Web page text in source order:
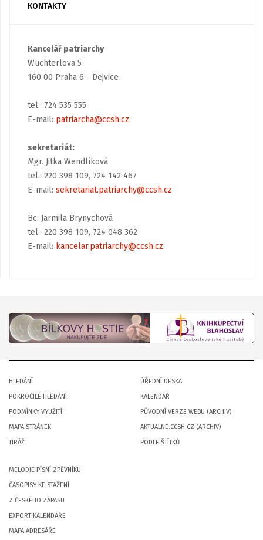
KONTAKTY
Kancelář patriarchy
Wuchterlova 5
160 00 Praha 6 - Dejvice
tel.: 724 535 555
E-mail: patriarcha@ccsh.cz
sekretariát:
Mgr. Jitka Wendlíková
tel.: 220 398 109, 724 142 467
E-mail: sekretariat.patriarchy@ccsh.cz
Bc. Jarmila Brynychová
tel.: 220 398 109, 724 048 362
E-mail: kancelar.patriarchy@ccsh.cz
HLEDÁNÍ
POKROČILÉ HLEDÁNÍ
PODMÍNKY VYUŽITÍ
MAPA STRÁNEK
TIRÁŽ
ÚŘEDNÍ DESKA
KALENDÁŘ
PŮVODNÍ VERZE WEBU (ARCHIV)
AKTUALNE.CCSH.CZ (ARCHIV)
PODLE ŠTÍTKŮ
MELODIE PÍSNÍ ZPĚVNÍKU
ČASOPISY KE STAŽENÍ
Z ČESKÉHO ZÁPASU
EXPORT KALENDÁŘE
MAPA ADRESÁŘE